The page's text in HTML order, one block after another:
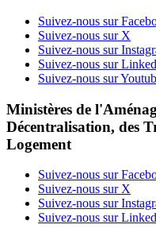
Suivez-nous sur
Suivez-nous sur X
Suivez-nous sur
Suivez-nous sur
Suivez-nous sur
Ministères de
Décentralisation, des
Logement
Suivez-nous sur
Suivez-nous sur X
Suivez-nous sur
Suivez-nous sur